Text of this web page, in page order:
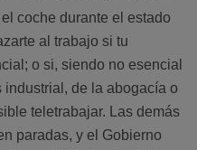
coche durante el estado
al trabajo si tu
o si, siendo no esencial
de la abogacía o
teletrabajar. Las demás
paradas, y el Gobierno